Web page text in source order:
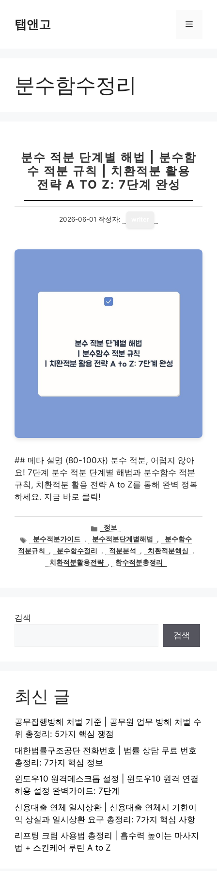
탭앤고 메
분수함수정리
분수 적분 단계별 해법 | 분수함
수 적분 규칙 | 치환적분 활용
전략 A TO Z: 7단계 완성
2026-06-01 작성자:
## 메타 설명 (80-100자) 분수 적분, 어렵지 않아
요! 7단계 분수 적분 단계별 해법과 분수함수 적분
규칙, 치환적분 활용 전략 A to Z를 통해 완벽 정복
하세요. 지금 바로 클릭!
카
테
고
리
정보
태
그
분수적분가이드 , 분수적분단계별해법 ,
분수함수
적분규칙
, 분수함수정리 , 적분분석 , 치환적분핵심
,
치환적분활용전략 , 함수적분총정리
검색
검색
최신 글
공무집행방해 처벌 기준 | 공무원 업무 방해 처벌 수
위 총정리: 5가지 핵심 쟁점
대한법률구조공단 전화번호 | 법률 상담 무료 번호
총정리: 7가지 핵심 정보
윈도우10 원격데스크톱 설정 | 윈도우10 원격 연결
허용 설정 완벽가이드: 7단계
신용대출 연체 일시상환 | 신용대출 연체시 기한이
익 상실과 일시상환 요구 총정리: 7가지 핵심 사항
리프팅 크림 사용법 총정리 | 흡수력 높이는 마사지
법 + 스킨케어 루틴 A to Z